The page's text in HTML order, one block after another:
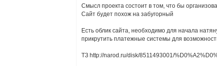
Смысл проекта состоит в том, что бы
Сайт будет похож на забугорный
Есть облик сайта, необходимо для начала
прикрутить платежные системы для
ТЗ http://narod.ru/disk/8511493001/